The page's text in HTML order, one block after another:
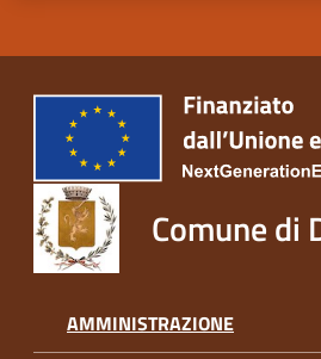
Comune di
AMMINISTRAZIONE